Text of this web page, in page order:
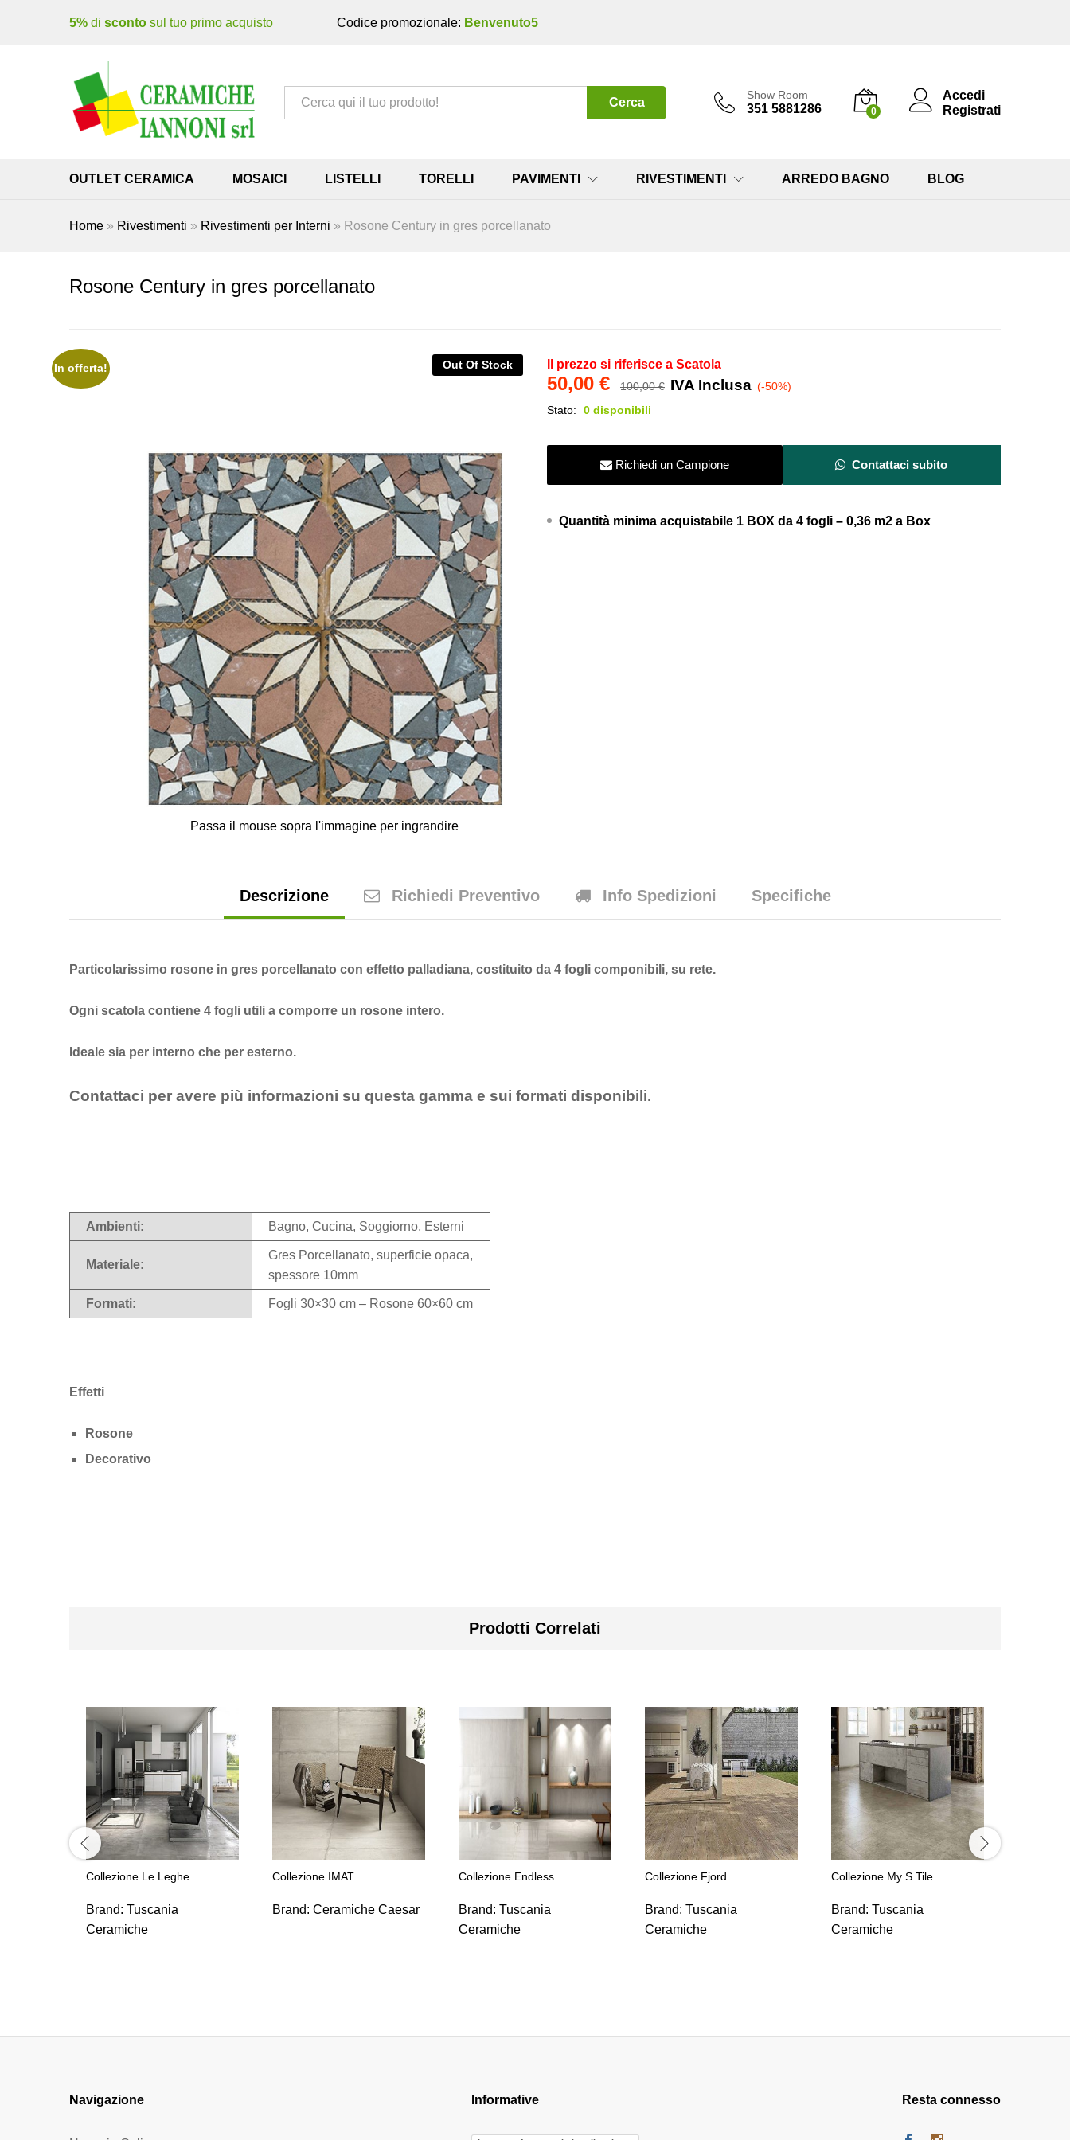
5% di sconto sul tuo primo acquisto Codice promozionale: Benvenuto5
Tutto Cerca
Show Room
351 5881286 0
Accedi
Registrati
OUTLET CERAMICA MOSAICI LISTELLI TORELLI PAVIMENTI RIVESTIMENTI ARREDO BAGNO BLOG
Home » Rivestimenti » Rivestimenti per Interni » Rosone Century in gres porcellanato
Rosone Century in gres porcellanato
In offerta! Out Of Stock
Passa il mouse sopra l'immagine per ingrandire
Il prezzo si riferisce a Scatola
50,00 € 100,00€ IVA Inclusa (-50%)
Stato:
0 disponibili
Richiedi un Campione Contattaci subito
Quantità minima acquistabile 1 BOX da 4 fogli – 0,36 m2 a Box
Descrizione Richiedi Preventivo Info Spedizioni Specifiche
Particolarissimo rosone in gres porcellanato con effetto palladiana, costituito da 4 fogli componibili, su rete.
Ogni scatola contiene 4 fogli utili a comporre un rosone intero.
Ideale sia per interno che per esterno.
Contattaci per avere più informazioni su questa gamma e sui formati disponibili.
Ambienti: Bagno, Cucina, Soggiorno, Esterni
Materiale:
Gres Porcellanato, superficie opaca,
spessore 10mm
Formati: Fogli 30×30 cm – Rosone 60×60 cm
Effetti
Rosone
Decorativo
Prodotti Correlati
Collezione Le Leghe
Brand: Tuscania
Ceramiche
Collezione IMAT
Brand: Ceramiche Caesar
Collezione Endless
Brand: Tuscania
Ceramiche
Collezione Fjord
Brand: Tuscania
Ceramiche
Collezione My S Tile
Brand: Tuscania
Ceramiche
Navigazione Informative Resta connesso